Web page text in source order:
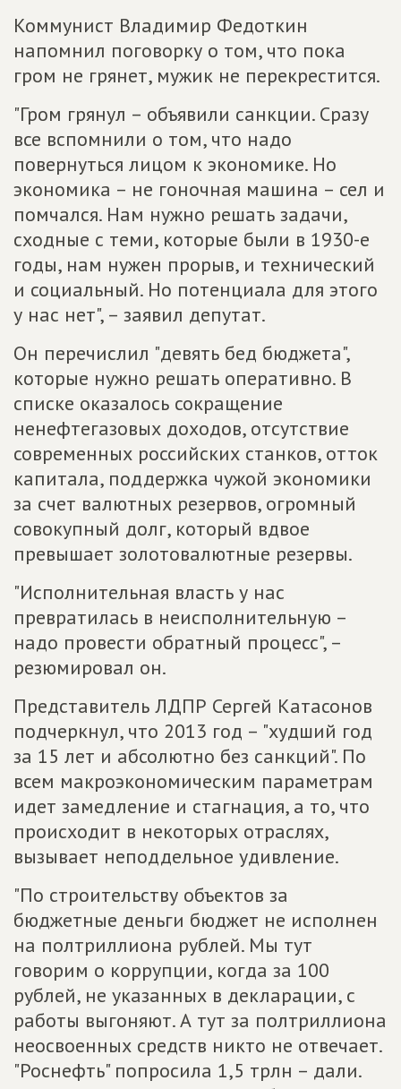
Коммунист Владимир Федоткин
напомнил поговорку о том, что пока
гром не грянет, мужик не перекрестится.
"Гром грянул – объявили санкции. Сразу
все вспомнили о том, что надо
повернуться лицом к экономике. Но
экономика – не гоночная машина – сел и
помчался. Нам нужно решать задачи,
сходные с теми, которые были в 1930-е
годы, нам нужен прорыв, и технический
и социальный. Но потенциала для этого
у нас нет", – заявил депутат.
Он перечислил "девять бед бюджета",
которые нужно решать оперативно. В
списке оказалось сокращение
ненефтегазовых доходов, отсутствие
современных российских станков, отток
капитала, поддержка чужой экономики
за счет валютных резервов, огромный
совокупный долг, который вдвое
превышает золотовалютные резервы.
"Исполнительная власть у нас
превратилась в неисполнительную –
надо провести обратный процесс", –
резюмировал он.
Представитель ЛДПР Сергей Катасонов
подчеркнул, что 2013 год – "худший год
за 15 лет и абсолютно без санкций". По
всем макроэкономическим параметрам
идет замедление и стагнация, а то, что
происходит в некоторых отраслях,
вызывает неподдельное удивление.
"По строительству объектов за
бюджетные деньги бюджет не исполнен
на полтриллиона рублей. Мы тут
говорим о коррупции, когда за 100
рублей, не указанных в декларации, с
работы выгоняют. А тут за полтриллиона
неосвоенных средств никто не отвечает.
"Роснефть" попросила 1,5 трлн – дали.